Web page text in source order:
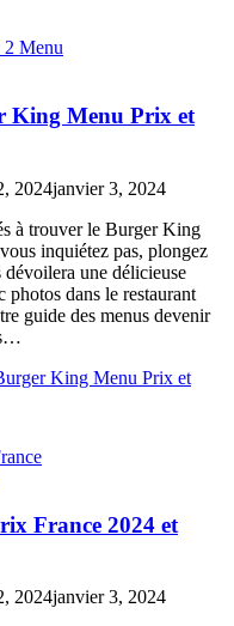
King Menu Prix et
2024janvier 3, 2024
à trouver le Burger King
inquiétez pas, plongez
une délicieuse
photos dans le restaurant
guide des menus devenir
King Menu Prix et
France 2024 et
2024janvier 3, 2024